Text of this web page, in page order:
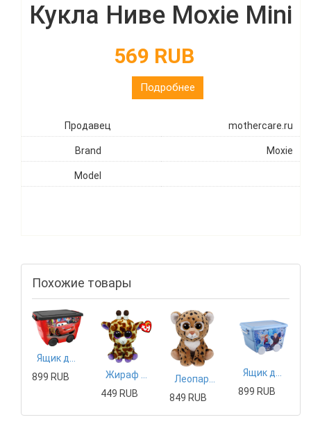
Кукла Ниве Moxie Mini
569 RUB
Подробнее
Продавец mothercare.ru
Brand Moxie
Model
Похожие товары
Ящик для игрушек IDEA Disney, цвет: красный
899 RUB
449 RUB
Леопард Freckles Classic 25 см
849 RUB
899 RUB